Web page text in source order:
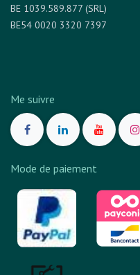
BE 1039.589.877 (SRL)
BE54 0020 3320 7397
Me suivre
Mode de paiement